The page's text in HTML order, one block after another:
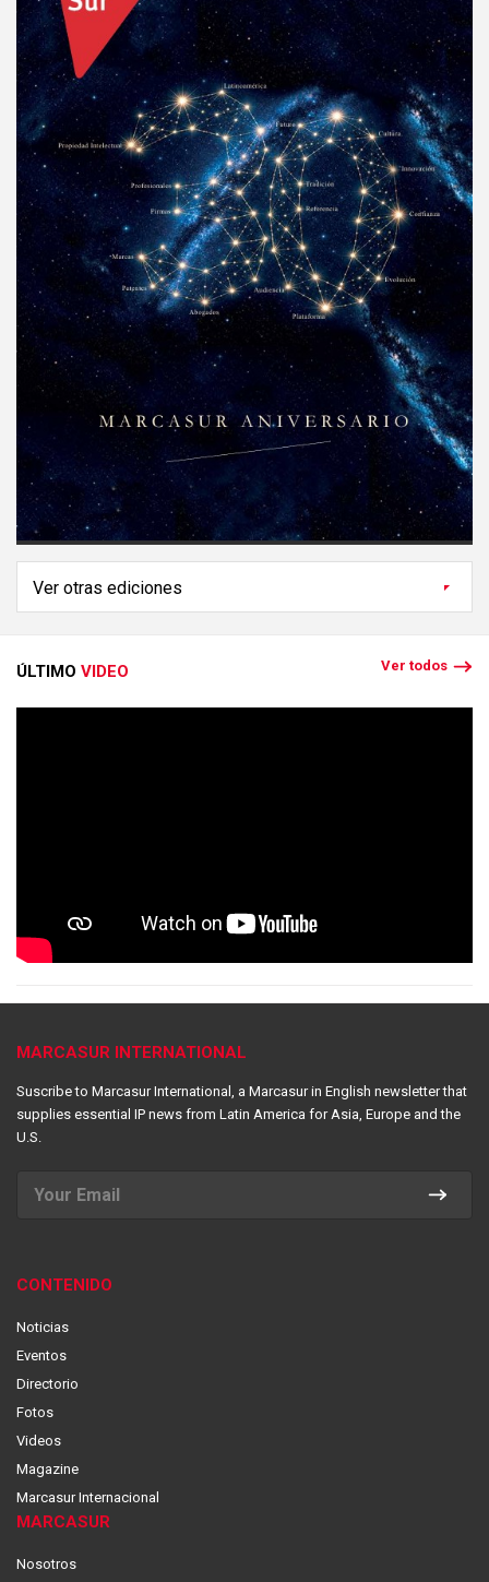
ÚLTIMO VIDEO Ver todos
MARCASUR INTERNATIONAL
Suscribe to Marcasur International, a Marcasur in English newsletter that
supplies essential IP news from Latin America for Asia, Europe and the
U.S.
CONTENIDO
Noticias
Eventos
Directorio
Fotos
Videos
Magazine
Marcasur Internacional
MARCASUR
Nosotros